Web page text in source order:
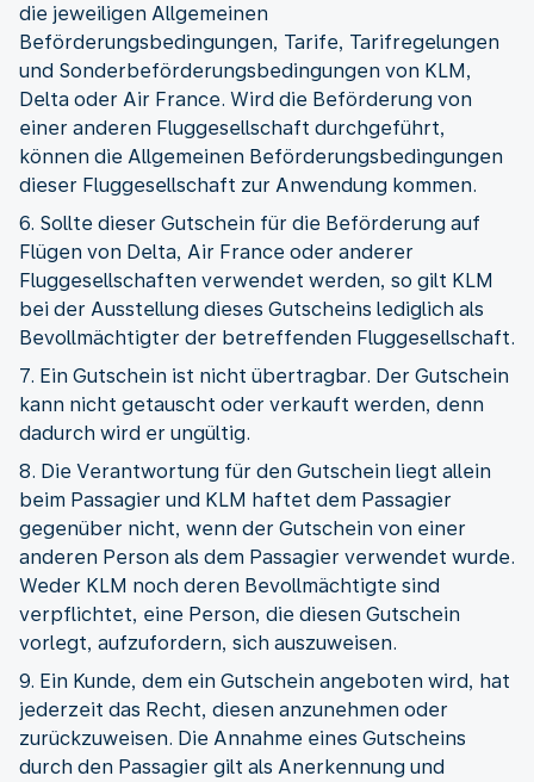
die jeweiligen Allgemeinen
Beförderungsbedingungen, Tarife, Tarifregelungen
und Sonderbeförderungsbedingungen von KLM,
Delta oder Air France. Wird die Beförderung von
einer anderen Fluggesellschaft durchgeführt,
können die Allgemeinen Beförderungsbedingungen
dieser Fluggesellschaft zur Anwendung kommen.
6. Sollte dieser Gutschein für die Beförderung auf
Flügen von Delta, Air France oder anderer
Fluggesellschaften verwendet werden, so gilt KLM
bei der Ausstellung dieses Gutscheins lediglich als
Bevollmächtigter der betreffenden Fluggesellschaft.
7. Ein Gutschein ist nicht übertragbar. Der Gutschein
kann nicht getauscht oder verkauft werden, denn
dadurch wird er ungültig.
8. Die Verantwortung für den Gutschein liegt allein
beim Passagier und KLM haftet dem Passagier
gegenüber nicht, wenn der Gutschein von einer
anderen Person als dem Passagier verwendet wurde.
Weder KLM noch deren Bevollmächtigte sind
verpflichtet, eine Person, die diesen Gutschein
vorlegt, aufzufordern, sich auszuweisen.
9. Ein Kunde, dem ein Gutschein angeboten wird, hat
jederzeit das Recht, diesen anzunehmen oder
zurückzuweisen. Die Annahme eines Gutscheins
durch den Passagier gilt als Anerkennung und